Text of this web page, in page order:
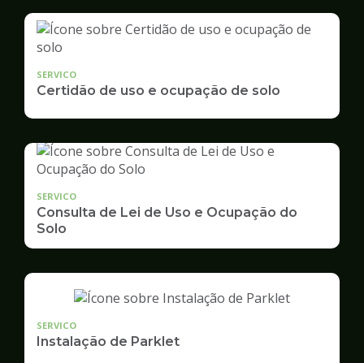
SERVICO
Certidão de uso e ocupação de solo
SERVICO
Consulta de Lei de Uso e Ocupação do
Solo
SERVICO
Instalação de Parklet